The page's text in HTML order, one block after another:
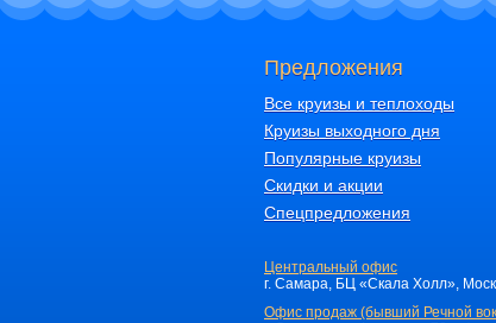
Предложения
Все круизы и теплоходы
Круизы выходного дня
Популярные круизы
Скидки и акции
Спецпредложения
Центральный офис
г. Самара, БЦ «Скала Холл»,
Офис продаж (бывший Речной